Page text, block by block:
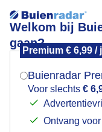
Welkom bij
gaan?
Premium € 6,99 /
Buienradar
Voor slechts €
Ontvang
porseleinzwam
Mogen we
Indien je hier